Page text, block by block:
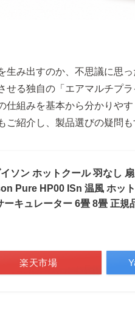
み出すのか、不思議に思っ
る独自の「エアマルチプ
組みを基本から分かりや
紹介し、製品選びの疑問も
ソン ホットクール 羽なし
Pure HP00 ISn 温風 ホッ
キュレーター 6畳 8畳 正規
楽天市場